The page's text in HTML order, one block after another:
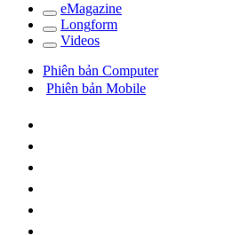
eMagazine
Longform
Videos
Phiên bản Computer
Phiên bản Mobile